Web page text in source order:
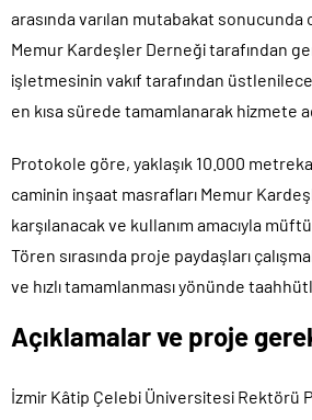
arasında varılan mutabakat sonucunda
Memur Kardeşler Derneği tarafından
işletmesinin vakıf tarafından
en kısa sürede tamamlanarak hizmete
Protokole göre, yaklaşık 10.000
caminin inşaat masrafları Memur
karşılanacak ve kullanım amacıyla
Tören sırasında proje paydaşları
ve hızlı tamamlanması yönünde
Açıklamalar ve proje
İzmir Kâtip Çelebi Üniversitesi Rektörü